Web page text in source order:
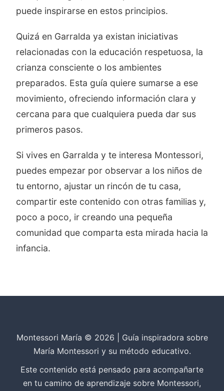
puede inspirarse en estos principios.
Quizá en Garralda ya existan iniciativas
relacionadas con la educación respetuosa, la
crianza consciente o los ambientes
preparados. Esta guía quiere sumarse a ese
movimiento, ofreciendo información clara y
cercana para que cualquiera pueda dar sus
primeros pasos.
Si vives en Garralda y te interesa Montessori,
puedes empezar por observar a los niños de
tu entorno, ajustar un rincón de tu casa,
compartir este contenido con otras familias y,
poco a poco, ir creando una pequeña
comunidad que comparta esta mirada hacia la
infancia.
Montessori María © 2026 | Guía inspiradora sobre
María Montessori y su método educativo.
Este contenido está pensado para acompañarte
en tu camino de aprendizaje sobre Montessori,